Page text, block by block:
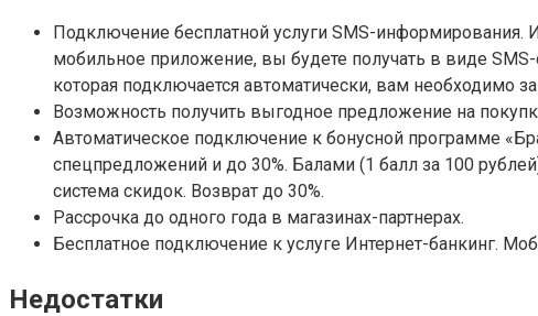
Подключение бесплатной услуги SMS-
мобильное приложение, вы будете получать в виде
которая подключается автоматически, вам необходимо
Возможность получить выгодное предложение на
Автоматическое подключение к бонусной программе
спецпредложений и до 30%. Балами (1 балл за 100
система скидок. Возврат до 30%.
Рассрочка до одного года в магазинах-партнерах.
Бесплатное подключение к услуге Интернет-банкинг.
Недостатки